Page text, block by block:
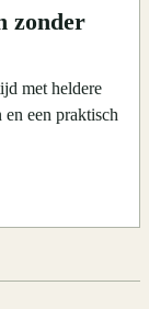
zonder
met heldere
een praktisch